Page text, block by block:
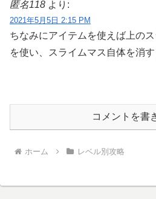
匿名118 より:
2021年5月5日 2:15 PM
ちなみにアイテムを使えば上の
を使い、スライムマス自体を消
コメントを書
ホーム レベル別攻略